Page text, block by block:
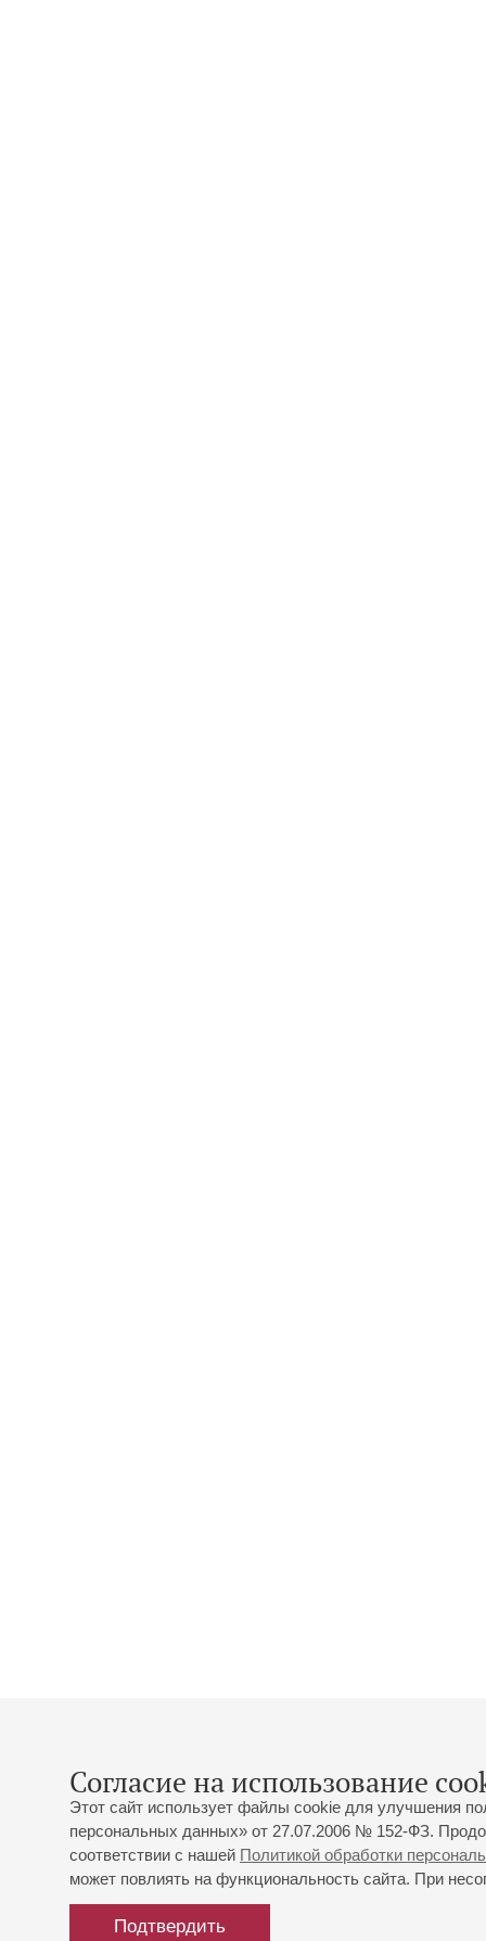
Согласие на использование
Этот сайт использует файлы cookie для улучшения
персональных данных» от 27.07.2006 № 152-ФЗ.
соответствии с нашей Политикой обработки
может повлиять на функциональность сайта. При
Подтвердить